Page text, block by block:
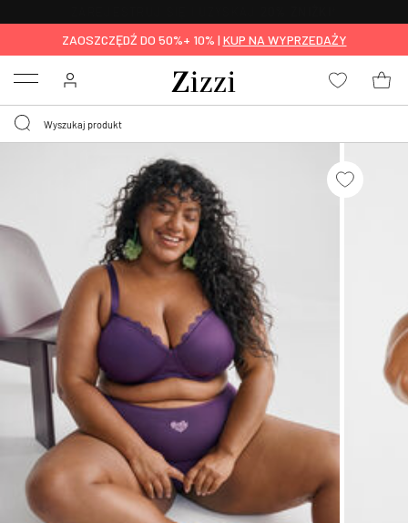
ZAOSZCZĘDŹ DO 50%+ 10% | KUP NA WYPRZEDAŻY
Menu